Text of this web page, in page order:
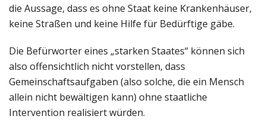
die Aussage, dass es ohne Staat keine Krankenhäuser,
keine Straßen und keine Hilfe für Bedürftige gäbe.
Die Befürworter eines „starken Staates“ können sich
also offensichtlich nicht vorstellen, dass
Gemeinschaftsaufgaben (also solche, die ein Mensch
allein nicht bewältigen kann) ohne staatliche
Intervention realisiert würden.